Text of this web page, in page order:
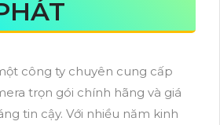
công ty chuyên cung cấp
trọn gói chính hãng và giá
tin cậy. Với nhiều năm kinh